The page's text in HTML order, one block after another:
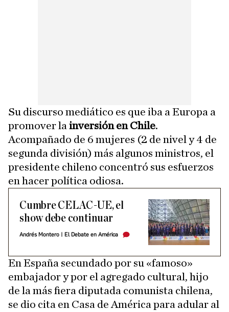
Su discurso mediático es que iba a Europa a
promover la inversión en Chile.
Acompañado de 6 mujeres (2 de nivel y 4 de
segunda división) más algunos ministros, el
presidente chileno concentró sus esfuerzos
en hacer política odiosa.
Cumbre CELAC-UE, el
show debe continuar
Andrés Montero El Debate en América
En España secundado por su «famoso»
embajador y por el agregado cultural, hijo
de la más fiera diputada comunista chilena,
se dio cita en Casa de América para adular al